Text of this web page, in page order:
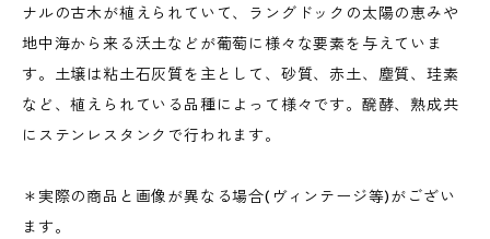
ナルの古木が植えられていて、ラングドックの太陽の恵みや
地中海から来る沃土などが葡萄に様々な要素を与えていま
す。土壌は粘土石灰質を主として、砂質、赤土、塵質、珪素
など、植えられている品種によって様々です。醗酵、熟成共
にステンレスタンクで行われます。
＊実際の商品と画像が異なる場合(ヴィンテージ等)がござい
ます。